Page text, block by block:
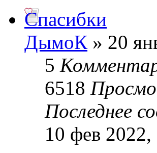
Спасибки
ДымоК » 20
5
6518
Последнее
10 фев 2022,